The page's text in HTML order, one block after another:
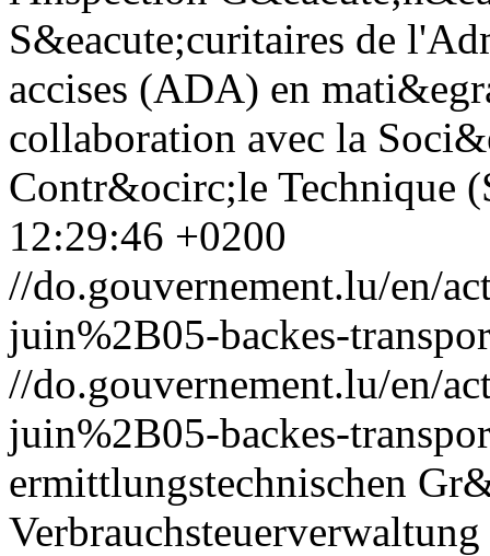
S&eacute;curitaires de
accises (ADA) en
collaboration avec la
Contr&ocirc;le Technique
12:29:46 +0200
//do.gouvernement.lu/en/
juin%2B05-backes-
//do.gouvernement.lu/en/
juin%2B05-backes-
ermittlungstechnischen